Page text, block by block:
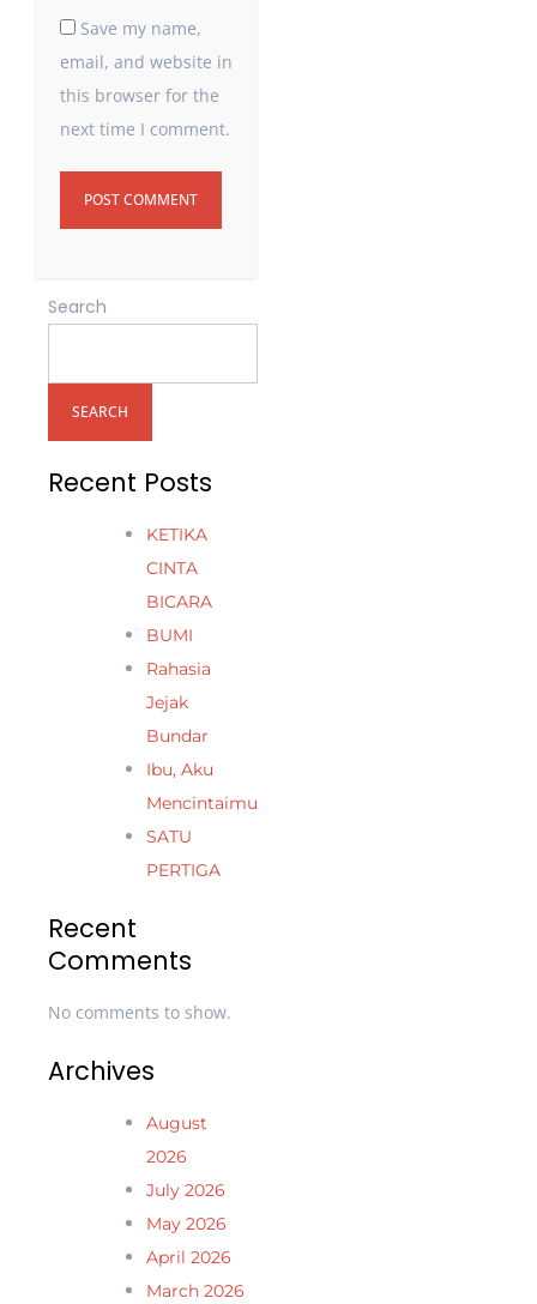
Save my name,
email, and website in
this browser for the
next time I comment.
Search
SEARCH
Recent Posts
KETIKA
CINTA
BICARA
BUMI
Rahasia
Jejak
Bundar
Ibu, Aku
Mencintaimu
SATU
PERTIGA
Recent
Comments
No comments to show.
Archives
August
2026
July 2026
May 2026
April 2026
March 2026